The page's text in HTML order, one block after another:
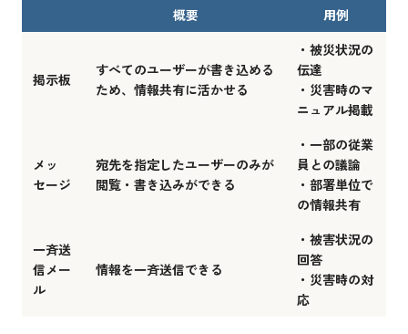
概要 用例
掲示板
すべてのユーザーが書き込める
ため、情報共有に活かせる
・被災状況の
伝達
・災害時のマ
ニュアル掲載
メッ
セージ
宛先を指定したユーザーのみが
閲覧・書き込みができる
・一部の従業
員との議論
・部署単位で
の情報共有
一斉送
信メー
ル
情報を一斉送信できる
・被害状況の
回答
・災害時の対
応